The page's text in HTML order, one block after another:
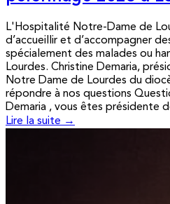
L'Hospitalité Notre-Dame de
d’accueillir et d’accompagner
spécialement des malades ou
Lourdes. Christine Demaria,
Notre Dame de Lourdes du
répondre à nos questions
Demaria , vous êtes présidente
Lire la suite →